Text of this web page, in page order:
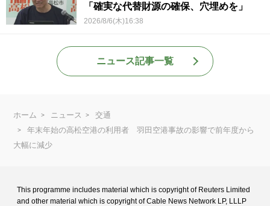
「確実な代替財源の確保、穴埋めを」
2026/8/6(木)16:38
ニュース記事一覧
ホーム ニュース
交通
年末年始の高松空港の利用者 羽田空港事故の影響で前年度から
大幅に減少
This programme includes material which is copyright of Reuters Limited
and other material which is copyright of Cable News Network LP, LLLP